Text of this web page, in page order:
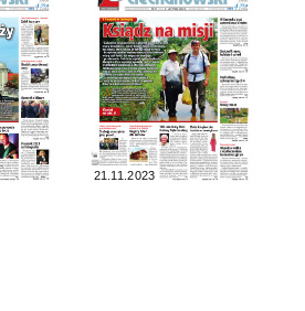
21.11.2023